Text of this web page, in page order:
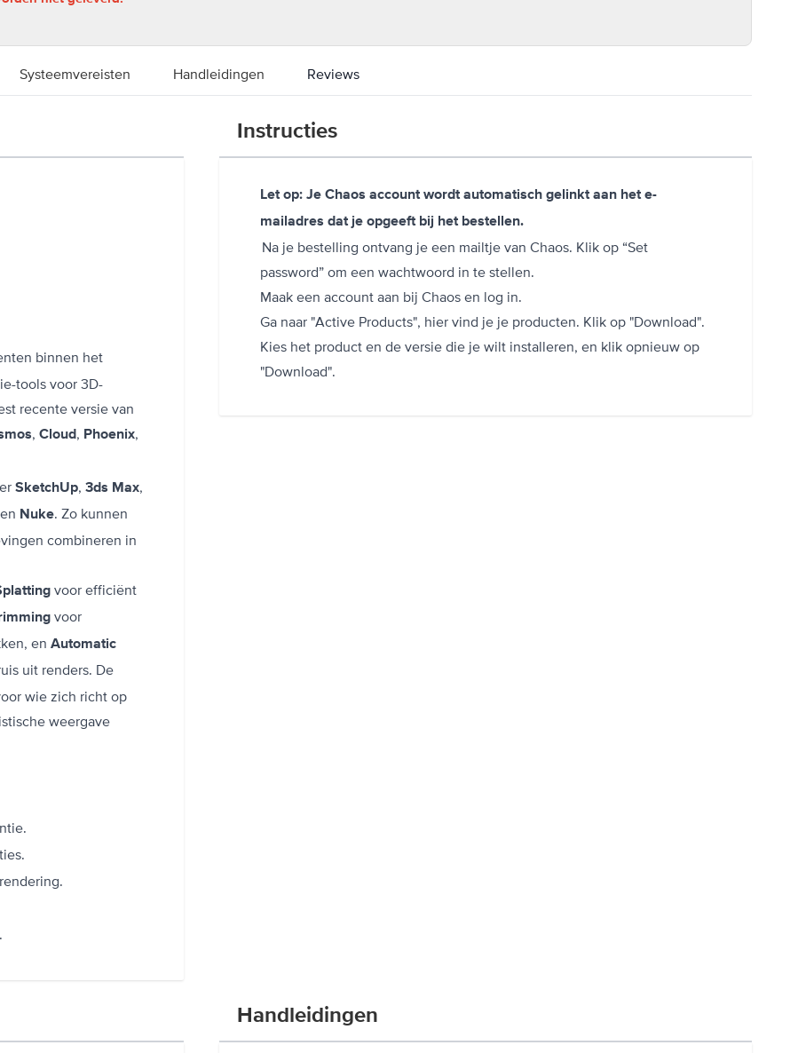
Systeemvereisten Handleidingen Reviews
binnen het
tools voor 3D-
recente versie van
Cloud Phoenix
SketchUp 3ds Max
en Nuke . Zo kunnen
combineren in
voor efficiënt
voor
en Automatic
uit renders. De
wie zich richt op
weergave
Instructies
Let op: Je Chaos account wordt automatisch gelinkt aan het e-
mailadres dat je opgeeft bij het bestellen.
Na je bestelling ontvang je een mailtje van Chaos. Klik op “Set
password” om een wachtwoord in te stellen.
Maak een account aan bij Chaos en log in.
Ga naar "Active Products", hier vind je je producten. Klik op "Download".
Kies het product en de versie die je wilt installeren, en klik opnieuw op
"Download".
Handleidingen